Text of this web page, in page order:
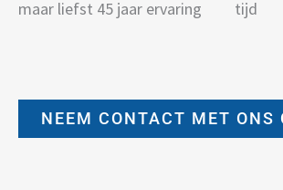
maar liefst 45 jaar ervaring
tijd
NEEM CONTACT MET ONS